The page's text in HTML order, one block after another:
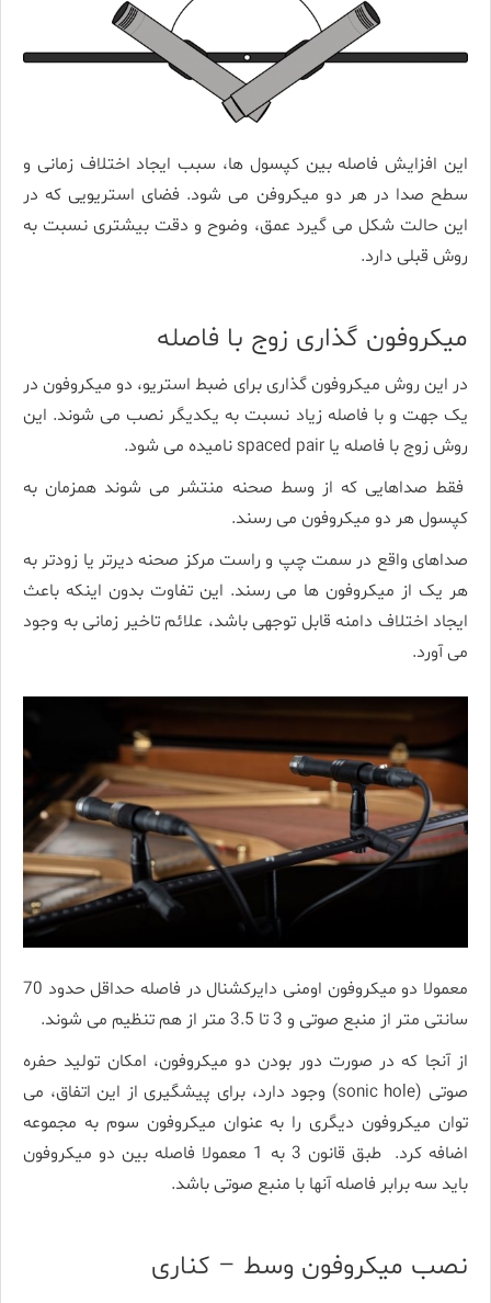
این افزایش فاصله بین کپسول ها، سبب ایجاد اختلاف زمانی و
سطح صدا در هر دو میکروفن می شود. فضای استریویی که در
این حالت شکل می گیرد عمق، وضوح و دقت بیشتری نسبت به
روش قبلی دارد.
میکروفون گذاری زوج با فاصله
در این روش میکروفون گذاری برای ضبط استریو، دو میکروفون در
یک جهت و با فاصله زیاد نسبت به یکدیگر نصب می شوند. این
روش زوج با فاصله یا spaced pair نامیده می شود.
فقط صداهایی که از وسط صحنه منتشر می شوند همزمان به
کپسول هر دو میکروفون می رسند.
صداهای واقع در سمت چپ و راست مرکز صحنه دیرتر یا زودتر به
هر یک از میکروفون ها می رسند. این تفاوت بدون اینکه باعث
ایجاد اختلاف دامنه قابل توجهی باشد، علائم تاخیر زمانی به وجود
می آورد.
معمولا دو میکروفون اومنی دایرکشنال در فاصله حداقل حدود 70
سانتی متر از منبع صوتی و 3 تا 3.5 متر از هم تنظیم می شوند.
از آنجا که در صورت دور بودن دو میکروفون، امکان تولید حفره
صوتی (sonic hole) وجود دارد، برای پیشگیری از این اتفاق، می
توان میکروفون دیگری را به عنوان میکروفون سوم به مجموعه
اضافه کرد. طبق قانون 3 به 1 معمولا فاصله بین دو میکروفون
باید سه برابر فاصله آنها با منبع صوتی باشد.
نصب میکروفون وسط – کناری